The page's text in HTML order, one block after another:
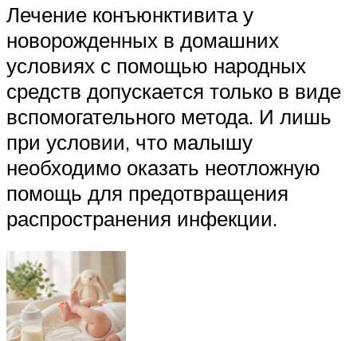
Лечение конъюнктивита у
новорожденных в домашних
условиях с помощью народных
средств допускается только в виде
вспомогательного метода. И лишь
при условии, что малышу
необходимо оказать неотложную
помощь для предотвращения
распространения инфекции.